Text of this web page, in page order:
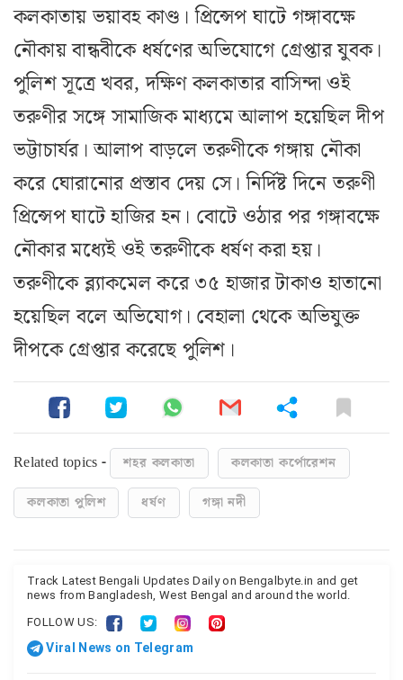
কলকাতায় ভয়াবহ কাণ্ড। প্রিন্সেপ ঘাটে গঙ্গাবক্ষে
নৌকায় বান্ধবীকে ধর্ষণের অভিযোগে গ্রেপ্তার যুবক।
পুলিশ সূত্রে খবর, দক্ষিণ কলকাতার বাসিন্দা ওই
তরুণীর সঙ্গে সামাজিক মাধ্যমে আলাপ হয়েছিল দীপ
ভট্টাচার্যর। আলাপ বাড়লে তরুণীকে গঙ্গায় নৌকা
করে ঘোরানোর প্রস্তাব দেয় সে। নির্দিষ্ট দিনে তরুণী
প্রিন্সেপ ঘাটে হাজির হন। বোটে ওঠার পর গঙ্গাবক্ষে
নৌকার মধ্যেই ওই তরুণীকে ধর্ষণ করা হয়।
তরুণীকে ব্ল্যাকমেল করে ৩৫ হাজার টাকাও হাতানো
হয়েছিল বলে অভিযোগ। বেহালা থেকে অভিযুক্ত
দীপকে গ্রেপ্তার করেছে পুলিশ।
Related topics - শহর কলকাতা
কলকাতা কর্পোরেশন
কলকাতা পুলিশ
ধর্ষণ গঙ্গা নদী
Track Latest Bengali Updates Daily on Bengalbyte.in and get
news from Bangladesh, West Bengal and around the world.
FOLLOW US:
Viral News on Telegram